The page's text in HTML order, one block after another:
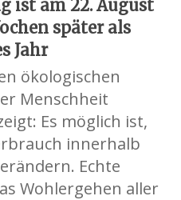
ist am 22. August
später als
Jahr
ökologischen
Menschheit
Es möglich ist,
innerhalb
Echte
Wohlergehen aller